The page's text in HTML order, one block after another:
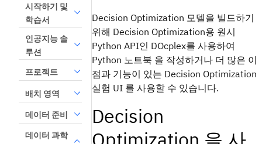
시작하기 및
학습서
인공지능 솔
루션
프로젝트
배치 영역
데이터 준비
데이터 과학
Decision Optimization 모델을 빌드하기
위해 Decision Optimization용 원시
Python API인 DOcplex를 사용하여
Python 노트북 을 작성하거나 더 많은 이
점과 기능이 있는 Decision Optimization
실험 UI를 사용할 수 있습니다.
Decision